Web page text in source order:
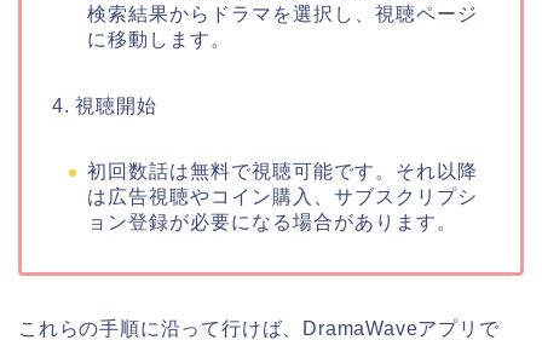
検索結果からドラマを選択し、視聴ページ
に移動します。
4. 視聴開始
初回数話は無料で視聴可能です。それ以降
は広告視聴やコイン購入、サブスクリプシ
ョン登録が必要になる場合があります。
これらの手順に沿って行けば、DramaWaveアプリで